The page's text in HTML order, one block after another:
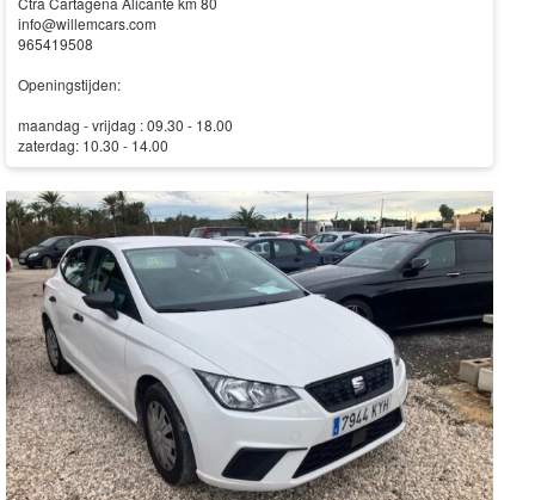
info@willemcars.com
965419508
Openingstijden:
maandag - vrijdag : 09.30 - 18.00
zaterdag: 10.30 - 14.00